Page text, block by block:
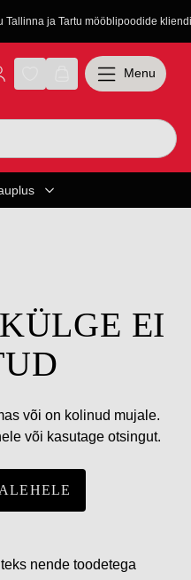
ja Tartu mööblipoodide
Menu
EI
või on kolinud mujale.
või kasutage otsingut.
nende toodetega